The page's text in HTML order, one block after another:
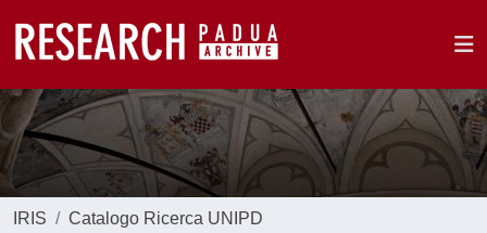
IRIS
Catalogo Ricerca UNIPD